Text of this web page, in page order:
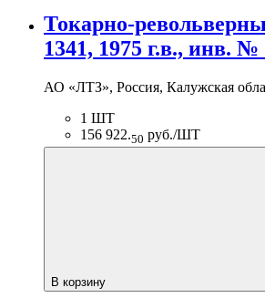
Токарно-
1341, 1975 г.в., инв. №
АО «ЛТЗ», Россия, Калужская
1 ШТ
156 922.50 руб./ШТ
В корзину